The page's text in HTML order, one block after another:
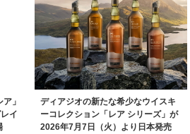
」
イ
ディアジオの新たな希少なウイスキ
ーコレクション「レア シリーズ」が
2026年7月7日（火）より日本発売